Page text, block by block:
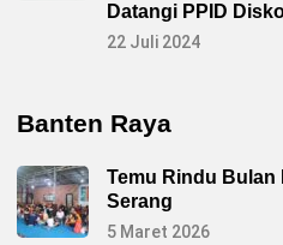
Datangi PPID
22 Juli 2024
Banten Raya
Temu Rindu Bulan
Serang
5 Maret 2026